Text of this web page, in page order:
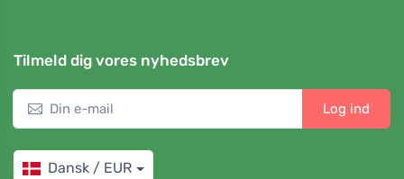
Tilmeld dig vores nyhedsbrev
Log ind
Dansk / EUR